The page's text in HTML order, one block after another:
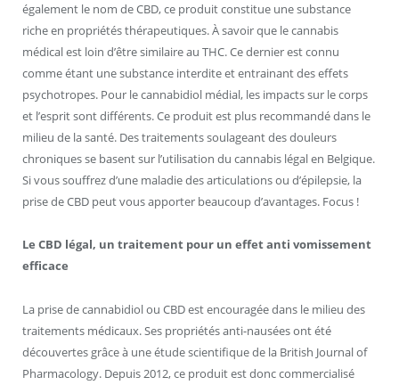
également le nom de CBD, ce produit constitue une substance
riche en propriétés thérapeutiques. À savoir que le cannabis
médical est loin d’être similaire au THC. Ce dernier est connu
comme étant une substance interdite et entrainant des effets
psychotropes. Pour le cannabidiol médial, les impacts sur le corps
et l’esprit sont différents. Ce produit est plus recommandé dans le
milieu de la santé. Des traitements soulageant des douleurs
chroniques se basent sur l’utilisation du cannabis légal en Belgique.
Si vous souffrez d’une maladie des articulations ou d’épilepsie, la
prise de CBD peut vous apporter beaucoup d’avantages. Focus !
Le CBD légal, un traitement pour un effet anti vomissement
efficace
La prise de cannabidiol ou CBD est encouragée dans le milieu des
traitements médicaux. Ses propriétés anti-nausées ont été
découvertes grâce à une étude scientifique de la British Journal of
Pharmacology. Depuis 2012, ce produit est donc commercialisé